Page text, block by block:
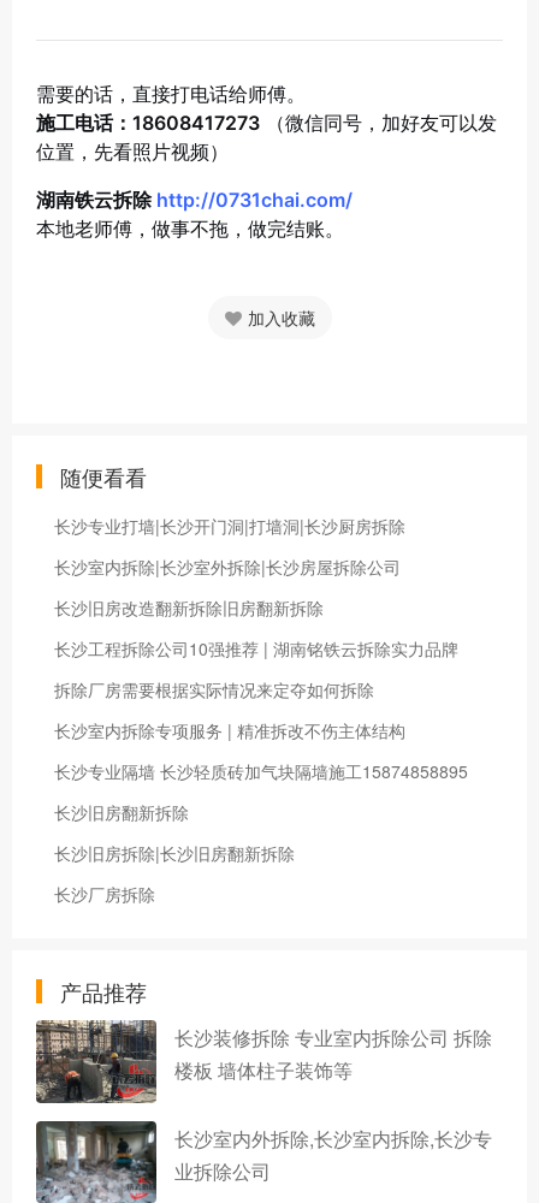
需要的话，直接打电话给师傅。
施工电话：18608417273 （微信同号，加好友可以发
位置，先看照片视频）
湖南铁云拆除 http://0731chai.com/
本地老师傅，做事不拖，做完结账。
加入收藏
随便看看
长沙专业打墙|长沙开门洞|打墙洞|长沙厨房拆除
长沙室内拆除|长沙室外拆除|长沙房屋拆除公司
长沙旧房改造翻新拆除旧房翻新拆除
长沙工程拆除公司10强推荐 | 湖南铭铁云拆除实力品牌
拆除厂房需要根据实际情况来定夺如何拆除
长沙室内拆除专项服务 | 精准拆改不伤主体结构
长沙专业隔墙 长沙轻质砖加气块隔墙施工15874858895
长沙旧房翻新拆除
长沙旧房拆除|长沙旧房翻新拆除
长沙厂房拆除
产品推荐
长沙装修拆除 专业室内拆除公司 拆除
楼板 墙体柱子装饰等
长沙室内外拆除,长沙室内拆除,长沙专
业拆除公司